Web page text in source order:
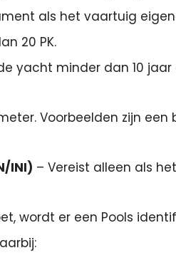
als het vaartuig
20 PK.
yacht minder dan 10
Voorbeelden zijn
INI) – Vereist alleen als
wordt er een Pools